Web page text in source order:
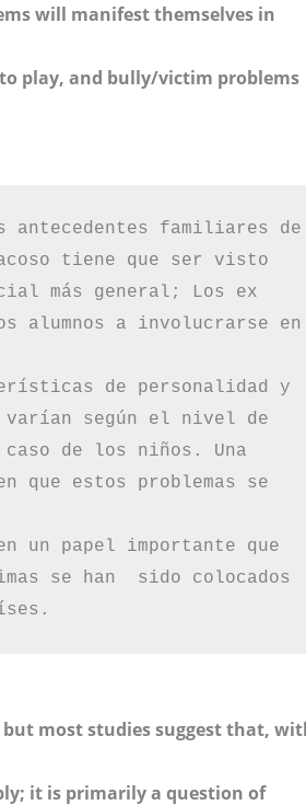
will manifest themselves in
play, and bully/victim problems
familiares de
tiene que ser visto
más general; Los ex
alumnos a involucrarse en
de personalidad y
varían según el nivel de
de los niños. Una
que estos problemas se
un papel importante que
se han  sido colocados
most studies suggest that,
it is primarily a question of